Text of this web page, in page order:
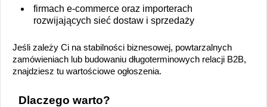
firmach e-commerce oraz importerach
rozwijających sieć dostaw i sprzedaży
Jeśli zależy Ci na stabilności biznesowej, powtarzalnych
zamówieniach lub budowaniu długoterminowych relacji B2B,
znajdziesz tu wartościowe ogłoszenia.
Dlaczego warto?